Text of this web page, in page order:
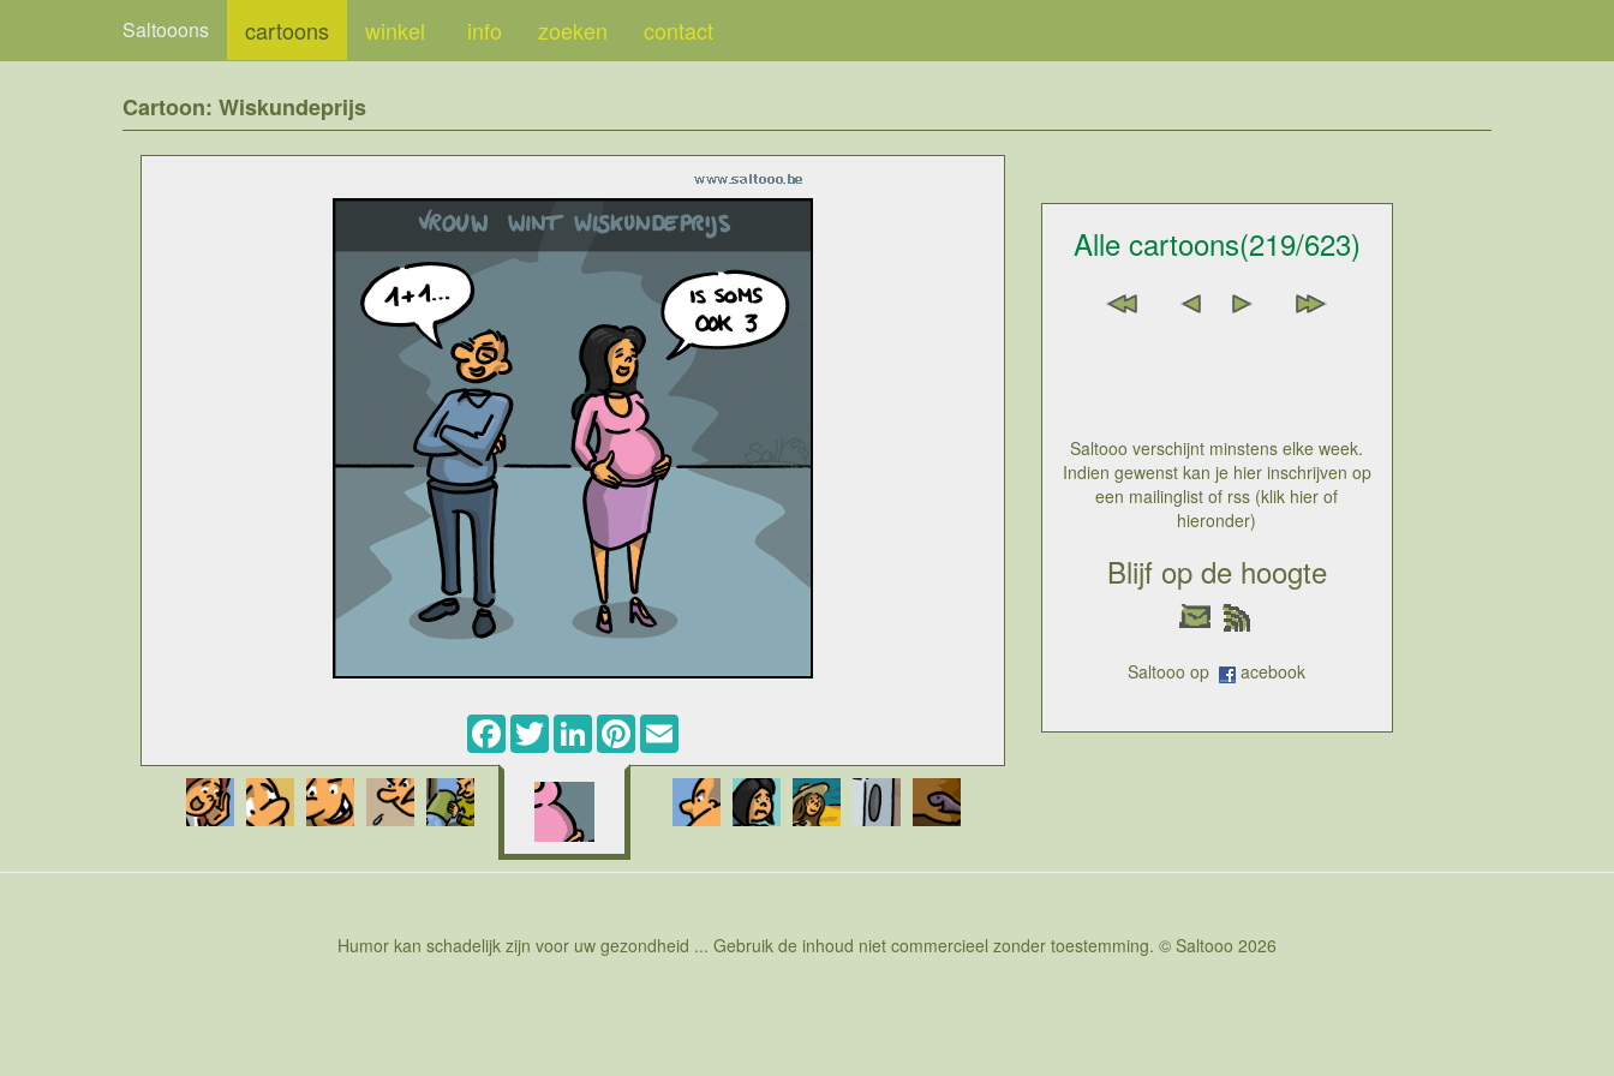
Saltooons cartoons winkel info zoeken contact
Cartoon: Wiskundeprijs
Cartoon over de grootste wiskundeprijs ter wereld. In de wiskunde bestaat er geen nobelprijs maar de fields
medaille is het equivalent in de wiskunde. De meest begeerde prijs voor mensen die zich bezighouden met
wiskunde. De fields medaille wordt om de vier jaar uitgereikt door een internationaal congres. Belangrijke
voorwaarde voor de kandidaten is dat ze niet ouder zijn dan 30. Per vier jaar worden enkele wiskundigen
beloond voor hun werk met een fields medaille. Maar tot op heden was dat een strikt mannelijke
aangelegenheid. De uitrijking van 2014 is het de eerste maal dat van die gewoonte wordt afgeweken en de
prijs wordt uitgereikt aan een vrouw. De eer valt te beurt aan Maryam mirzakhani, geboren in Iran, Teheran.
fields medaille hoopt dat de erkenning van een vrouw vele jonge meisjes zal stimuleren in de wiskunde
Facebook
TwitterLinkedInPinterest
Alle cartoons(219/623)
Saltooo verschijnt minstens elke week.
Indien gewenst kan je hier inschrijven op
een mailinglist of rss (klik hier of
hieronder)
Blijf op de hoogte
Saltooo op acebook
Humor kan schadelijk zijn voor uw gezondheid ... Gebruik de inhoud niet commercieel zonder toestemming. © Saltooo 2026